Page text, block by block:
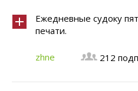
Ежедневные судоку
печати.
zhne 212